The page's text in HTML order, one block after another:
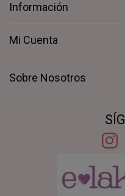
Información
Mi Cuenta
Sobre Nosotros